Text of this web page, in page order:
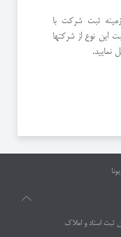
ثبت شرکت با
این نوع از شرکتها
نمایید.
ثبت اسناد و املاک